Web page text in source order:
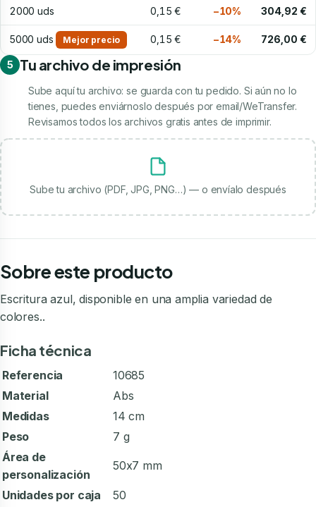
2000 uds 0,15 € −10% 304,92 €
5000 uds Mejor precio 0,15 € −14% 726,00 €
5 Tu archivo de impresión
Sube aquí tu archivo: se guarda con tu pedido. Si aún no lo
tienes, puedes enviárnoslo después por email/WeTransfer.
Revisamos todos los archivos gratis antes de imprimir.
Sube tu archivo (PDF, JPG, PNG…) — o envíalo después
Sobre este producto
Escritura azul, disponible en una amplia variedad de
colores..
Ficha técnica
Referencia
10685
Material
Abs
Medidas
14 cm
Peso
7 g
Área de
personalización
50x7 mm
Unidades por caja 50